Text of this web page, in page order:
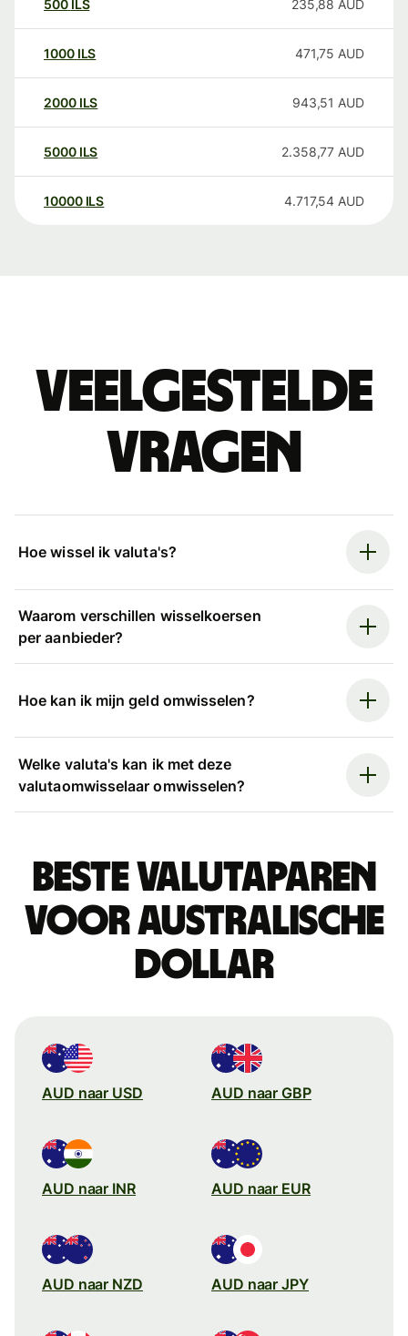
500 ILS 235,88 AUD
1000 ILS 471,75 AUD
2000 ILS 943,51 AUD
5000 ILS 2.358,77 AUD
10000 ILS 4.717,54 AUD
Veelgestelde
vragen
Hoe wissel ik valuta's?
Waarom verschillen wisselkoersen
per aanbieder?
Hoe kan ik mijn geld omwisselen?
Welke valuta's kan ik met deze
valutaomwisselaar omwisselen?
Beste valutaparen
voor Australische
dollar
AUD naar USD AUD naar GBP
AUD naar INR AUD naar EUR
AUD naar NZD AUD naar JPY